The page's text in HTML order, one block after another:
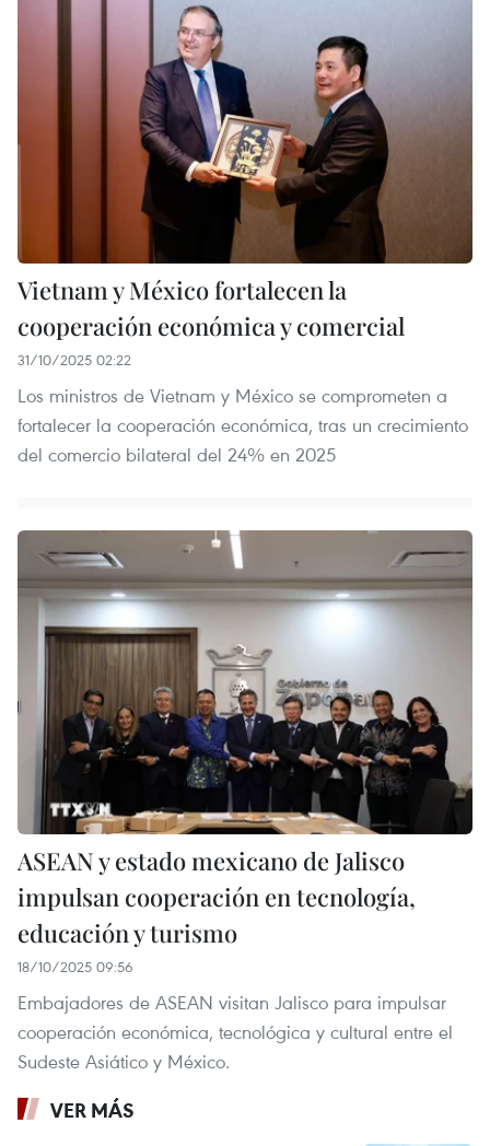
Vietnam y México fortalecen la
cooperación económica y comercial
31/10/2025 02:22
Los ministros de Vietnam y México se comprometen a
fortalecer la cooperación económica, tras un crecimiento
del comercio bilateral del 24% en 2025
ASEAN y estado mexicano de Jalisco
impulsan cooperación en tecnología,
educación y turismo
18/10/2025 09:56
Embajadores de ASEAN visitan Jalisco para impulsar
cooperación económica, tecnológica y cultural entre el
Sudeste Asiático y México.
VER MÁS